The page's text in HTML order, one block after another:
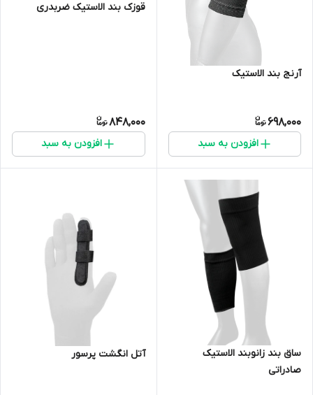
آرنج بند الاستیک
698,000
افزودن به سبد
قوزک بند الاستیک ضربدری
848,000
افزودن به سبد
ساق بند زانوبند الاستیک
صادراتی
آتل انگشت پرسور